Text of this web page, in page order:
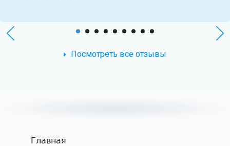
Посмотреть все отзывы
Главная